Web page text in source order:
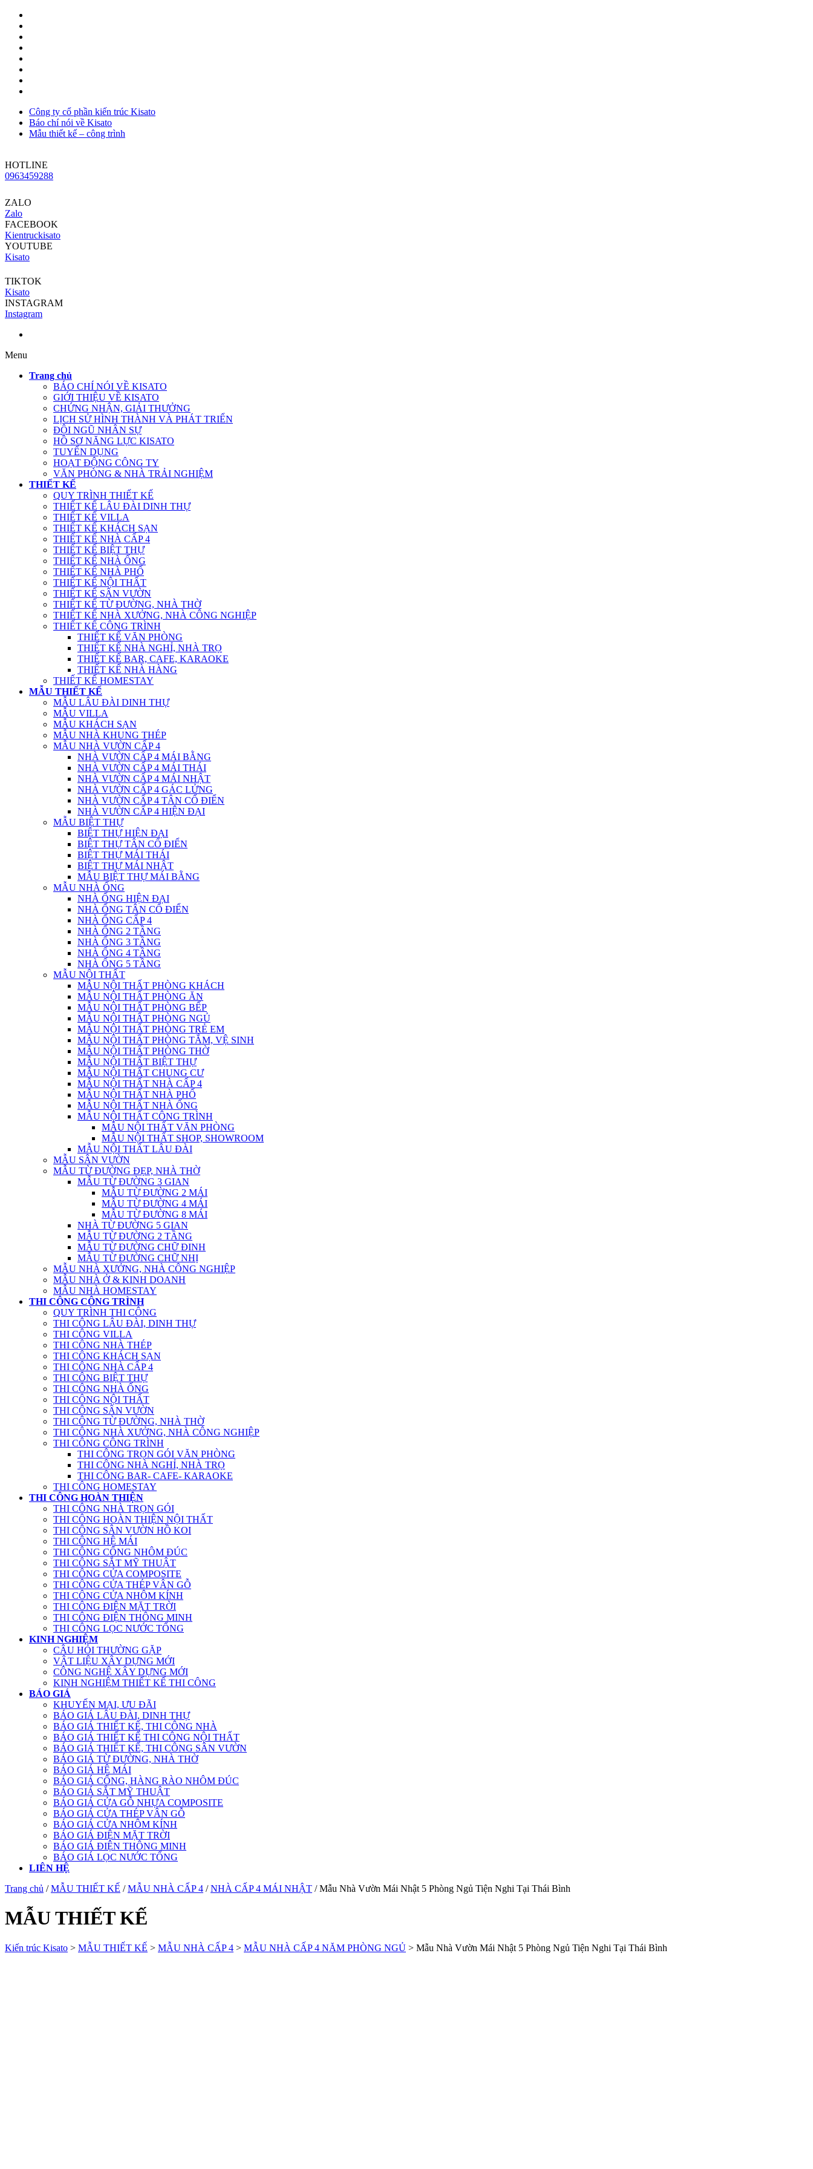
Công ty cổ phần kiến trúc Kisato
Báo chí nói về Kisato
Mẫu thiết kế – công trình
HOTLINE
0963459288
ZALO
Zalo
FACEBOOK
Kientruckisato
YOUTUBE
Kisato
TIKTOK
Kisato
INSTAGRAM
Instagram
Menu
Trang chủ
BÁO CHÍ NÓI VỀ KISATO
GIỚI THIỆU VỀ KISATO
CHỨNG NHẬN, GIẢI THƯỞNG
LỊCH SỬ HÌNH THÀNH VÀ PHÁT TRIỂN
ĐỘI NGŨ NHÂN SỰ
HỒ SƠ NĂNG LỰC KISATO
TUYỂN DỤNG
HOẠT ĐỘNG CÔNG TY
VĂN PHÒNG & NHÀ TRẢI NGHIỆM
THIẾT KẾ
QUY TRÌNH THIẾT KẾ
THIẾT KẾ LÂU ĐÀI DINH THỰ
THIẾT KẾ VILLA
THIẾT KẾ KHÁCH SẠN
THIẾT KẾ NHÀ CẤP 4
THIẾT KẾ BIỆT THỰ
THIẾT KẾ NHÀ ỐNG
THIẾT KẾ NHÀ PHỐ
THIẾT KẾ NỘI THẤT
THIẾT KẾ SÂN VƯỜN
THIẾT KẾ TỪ ĐƯỜNG, NHÀ THỜ
THIẾT KẾ NHÀ XƯỞNG, NHÀ CÔNG NGHIỆP
THIẾT KẾ CÔNG TRÌNH
THIẾT KẾ VĂN PHÒNG
THIẾT KẾ NHÀ NGHỈ, NHÀ TRỌ
THIẾT KẾ BAR, CAFE, KARAOKE
THIẾT KẾ NHÀ HÀNG
THIẾT KẾ HOMESTAY
MẪU THIẾT KẾ
MẪU LÂU ĐÀI DINH THỰ
MẪU VILLA
MẪU KHÁCH SẠN
MẪU NHÀ KHUNG THÉP
MẪU NHÀ VƯỜN CẤP 4
NHÀ VƯỜN CẤP 4 MÁI BẰNG
NHÀ VƯỜN CẤP 4 MÁI THÁI
NHÀ VƯỜN CẤP 4 MÁI NHẬT
NHÀ VƯỜN CẤP 4 GÁC LỬNG
NHÀ VƯỜN CẤP 4 TÂN CỔ ĐIỂN
NHÀ VƯỜN CẤP 4 HIỆN ĐẠI
MẪU BIỆT THỰ
BIỆT THỰ HIỆN ĐẠI
BIỆT THỰ TÂN CỔ ĐIỂN
BIỆT THỰ MÁI THÁI
BIỆT THỰ MÁI NHẬT
MẪU BIỆT THỰ MÁI BẰNG
MẪU NHÀ ỐNG
NHÀ ỐNG HIỆN ĐẠI
NHÀ ỐNG TÂN CỔ ĐIỂN
NHÀ ỐNG CẤP 4
NHÀ ỐNG 2 TẦNG
NHÀ ỐNG 3 TẦNG
NHÀ ỐNG 4 TẦNG
NHÀ ỐNG 5 TẦNG
MẪU NỘI THẤT
MẪU NỘI THẤT PHÒNG KHÁCH
MẪU NỘI THẤT PHÒNG ĂN
MẪU NỘI THẤT PHÒNG BẾP
MẪU NỘI THẤT PHÒNG NGỦ
MẪU NỘI THẤT PHÒNG TRẺ EM
MẪU NỘI THẤT PHÒNG TẮM, VỆ SINH
MẪU NỘI THẤT PHÒNG THỜ
MẪU NỘI THẤT BIỆT THỰ
MẪU NỘI THẤT CHUNG CƯ
MẪU NỘI THẤT NHÀ CẤP 4
MẪU NỘI THẤT NHÀ PHỐ
MẪU NỘI THẤT NHÀ ỐNG
MẪU NỘI THẤT CÔNG TRÌNH
MẪU NỘI THẤT VĂN PHÒNG
MẪU NỘI THẤT SHOP, SHOWROOM
MẪU NỘI THẤT LÂU ĐÀI
MẪU SÂN VƯỜN
MẪU TỪ ĐƯỜNG ĐẸP, NHÀ THỜ
MẪU TỪ ĐƯỜNG 3 GIAN
MẪU TỪ ĐƯỜNG 2 MÁI
MẪU TỪ ĐƯỜNG 4 MÁI
MẪU TỪ ĐƯỜNG 8 MÁI
NHÀ TỪ ĐƯỜNG 5 GIAN
MẪU TỪ ĐƯỜNG 2 TẦNG
MẪU TỪ ĐƯỜNG CHỮ ĐINH
MẪU TỪ ĐƯỜNG CHỮ NHỊ
MẪU NHÀ XƯỞNG, NHÀ CÔNG NGHIỆP
MẪU NHÀ Ở & KINH DOANH
MẪU NHÀ HOMESTAY
THI CÔNG CÔNG TRÌNH
QUY TRÌNH THI CÔNG
THI CÔNG LÂU ĐÀI, DINH THỰ
THI CÔNG VILLA
THI CÔNG NHÀ THÉP
THI CÔNG KHÁCH SẠN
THI CÔNG NHÀ CẤP 4
THI CÔNG BIỆT THỰ
THI CÔNG NHÀ ỐNG
THI CÔNG NỘI THẤT
THI CÔNG SÂN VƯỜN
THI CÔNG TỪ ĐƯỜNG, NHÀ THỜ
THI CÔNG NHÀ XƯỞNG, NHÀ CÔNG NGHIỆP
THI CÔNG CÔNG TRÌNH
THI CÔNG TRỌN GÓI VĂN PHÒNG
THI CÔNG NHÀ NGHỈ, NHÀ TRỌ
THI CÔNG BAR- CAFE- KARAOKE
THI CÔNG HOMESTAY
THI CÔNG HOÀN THIỆN
THI CÔNG NHÀ TRỌN GÓI
THI CÔNG HOÀN THIỆN NỘI THẤT
THI CÔNG SÂN VƯỜN HỒ KOI
THI CÔNG HỆ MÁI
THI CÔNG CỔNG NHÔM ĐÚC
THI CÔNG SẮT MỸ THUẬT
THI CÔNG CỬA COMPOSITE
THI CÔNG CỬA THÉP VÂN GỖ
THI CÔNG CỬA NHÔM KÍNH
THI CÔNG ĐIỆN MẶT TRỜI
THI CÔNG ĐIỆN THÔNG MINH
THI CÔNG LỌC NƯỚC TỔNG
KINH NGHIỆM
CÂU HỎI THƯỜNG GẶP
VẬT LIỆU XÂY DỰNG MỚI
CÔNG NGHỆ XÂY DỰNG MỚI
KINH NGHIỆM THIẾT KẾ THI CÔNG
BÁO GIÁ
KHUYẾN MẠI, ƯU ĐÃI
BÁO GIÁ LÂU ĐÀI, DINH THỰ
BÁO GIÁ THIẾT KẾ, THI CÔNG NHÀ
BÁO GIÁ THIẾT KẾ THI CÔNG NỘI THẤT
BÁO GIÁ THIẾT KẾ, THI CÔNG SÂN VƯỜN
BÁO GIÁ TỪ ĐƯỜNG, NHÀ THỜ
BÁO GIÁ HỆ MÁI
BÁO GIÁ CỔNG, HÀNG RÀO NHÔM ĐÚC
BÁO GIÁ SẮT MỸ THUẬT
BÁO GIÁ CỬA GỖ NHỰA COMPOSITE
BÁO GIÁ CỬA THÉP VÂN GỖ
BÁO GIÁ CỬA NHÔM KÍNH
BÁO GIÁ ĐIỆN MẶT TRỜI
BÁO GIÁ ĐIỆN THÔNG MINH
BÁO GIÁ LỌC NƯỚC TỔNG
LIÊN HỆ
Trang chủ /MẪU THIẾT KẾ /MẪU NHÀ CẤP 4 /NHÀ CẤP 4 MÁI NHẬT / Mẫu Nhà Vườn Mái Nhật 5 Phòng Ngủ Tiện Nghi Tại Thái Bình
MẪU THIẾT KẾ
Kiến trúc Kisato > MẪU THIẾT KẾ > MẪU NHÀ CẤP 4 > MẪU NHÀ CẤP 4 NĂM PHÒNG NGỦ > Mẫu Nhà Vườn Mái Nhật 5 Phòng Ngủ Tiện Nghi Tại Thái Bình